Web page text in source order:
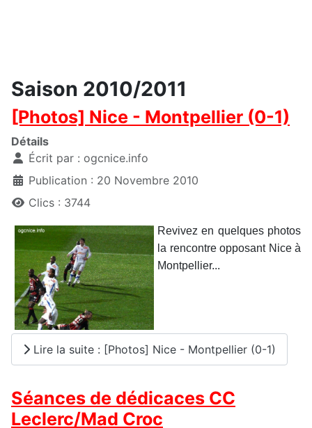
Saison 2010/2011
[Photos] Nice - Montpellier (0-1)
Détails
Écrit par : ogcnice.info
Publication : 20 Novembre 2010
Clics : 3744
Revivez en quelques photos
la rencontre opposant Nice à
Montpellier...
Lire la suite : [Photos] Nice - Montpellier (0-1)
Séances de dédicaces CC
Leclerc/Mad Croc